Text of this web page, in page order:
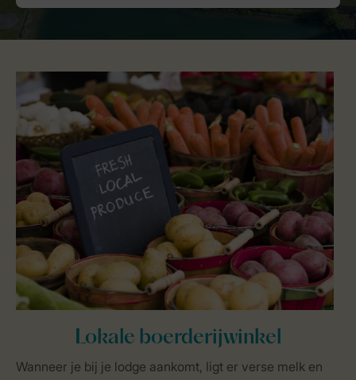
Lokale boerderijwinkel
Wanneer je bij je lodge aankomt, ligt er verse melk en